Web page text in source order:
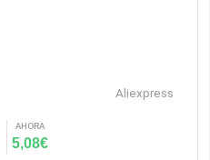
Aliexpress
AHORA
5,08€